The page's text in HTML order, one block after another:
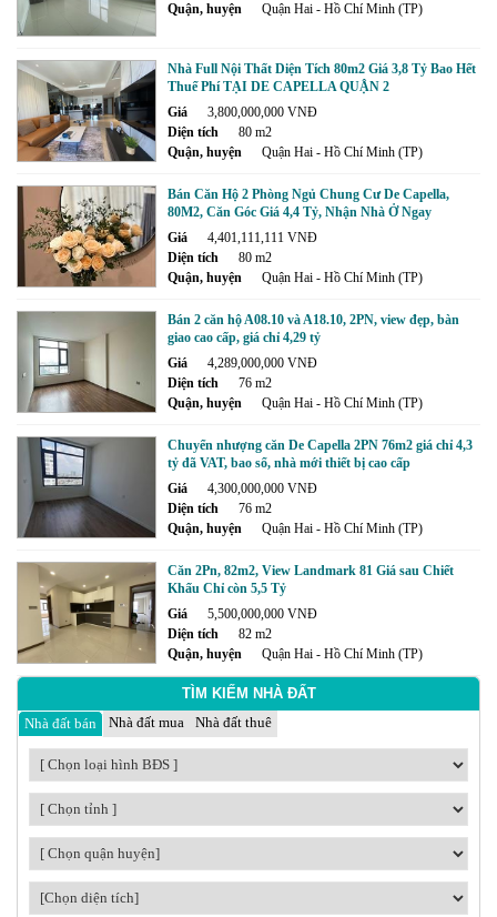
TÌM KIẾM NHÀ ĐẤT
Nhà đất bán
Nhà đất mua Nhà đất thuê
Quận, huyện
Quận Hai - Hồ Chí Minh (TP)
Nhà Full Nội Thất Diện Tích 80m2 Giá 3,8 Tỷ Bao Hết
Thuế Phí TẠI DE CAPELLA QUẬN 2
Giá
3,800,000,000 VNĐ
Diện tích
80 m2
Quận, huyện
Quận Hai - Hồ Chí Minh (TP)
Bán Căn Hộ 2 Phòng Ngủ Chung Cư De Capella,
80M2, Căn Góc Giá 4,4 Tỷ, Nhận Nhà Ở Ngay
Giá
4,401,111,111 VNĐ
Diện tích
80 m2
Quận, huyện
Quận Hai - Hồ Chí Minh (TP)
Bán 2 căn hộ A08.10 và A18.10, 2PN, view đẹp, bàn
giao cao cấp, giá chỉ 4,29 tỷ
Giá
4,289,000,000 VNĐ
Diện tích
76 m2
Quận, huyện
Quận Hai - Hồ Chí Minh (TP)
Chuyển nhượng căn De Capella 2PN 76m2 giá chỉ 4,3
tỷ đã VAT, bao sổ, nhà mới thiết bị cao cấp
Giá
4,300,000,000 VNĐ
Diện tích
76 m2
Quận, huyện
Quận Hai - Hồ Chí Minh (TP)
Căn 2Pn, 82m2, View Landmark 81 Giá sau Chiết
Khấu Chỉ còn 5,5 Tỷ
Giá
5,500,000,000 VNĐ
Diện tích
82 m2
Quận, huyện
Quận Hai - Hồ Chí Minh (TP)